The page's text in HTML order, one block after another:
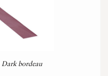
Dark bordeau